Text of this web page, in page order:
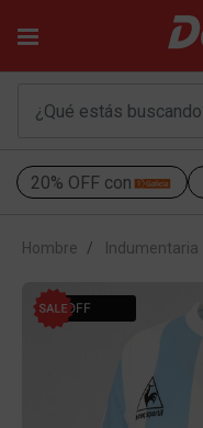
20% OFF con
Hombre Indumentaria
9% OFF